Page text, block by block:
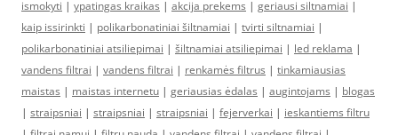
ismokyti | ypatingas kraikas | akcija prekems | geriausi siltnamiai |
kaip issirinkti | polikarbonatiniai šiltnamiai | tvirti siltnamiai |
polikarbonatiniai atsiliepimai | šiltnamiai atsiliepimai | led reklama |
vandens filtrai | vandens filtrai | renkamės filtrus | tinkamiausias
maistas | maistas internetu | geriausias ėdalas | augintojams | blogas
| straipsniai | straipsniai | straipsniai | fejerverkai | ieskantiems filtru